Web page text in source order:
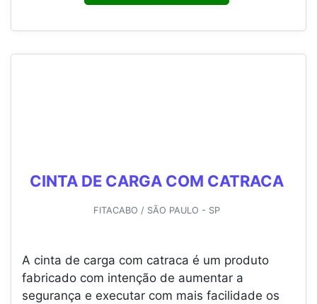
CINTA DE CARGA COM CATRACA
FITACABO / SÃO PAULO - SP
A cinta de carga com catraca é um produto
fabricado com intenção de aumentar a
segurança e executar com mais facilidade os